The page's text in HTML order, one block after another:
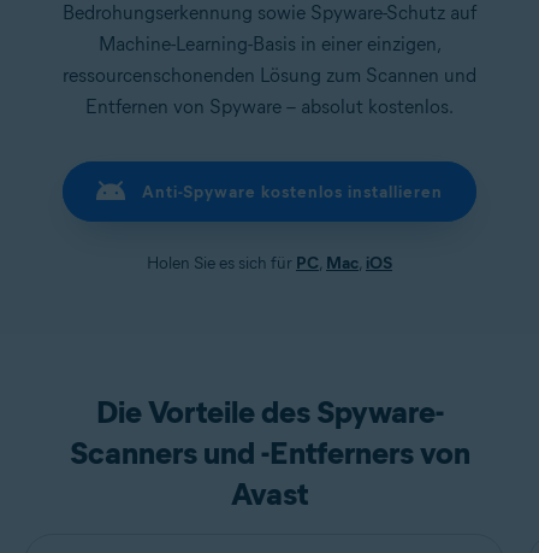
Bedrohungserkennung sowie Spyware-Schutz auf
Machine-Learning-Basis in einer einzigen,
ressourcenschonenden Lösung zum Scannen und
Entfernen von Spyware – absolut kostenlos.
Anti-Spyware kostenlos installieren
Holen Sie es sich für PC, Mac, iOS
Die Vorteile des Spyware-
Scanners und -Entferners von
Avast